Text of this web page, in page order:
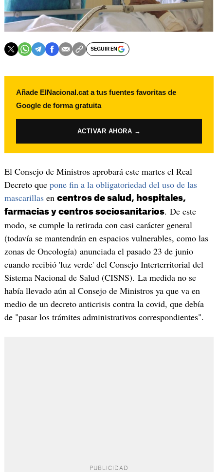
SEGUIR EN
Añade ElNacional.cat a tus fuentes favoritas de
Google de forma gratuita
ACTIVAR AHORA →
El Consejo de Ministros aprobará este martes el Real
Decreto que pone fin a la obligatoriedad del uso de las
mascarillasen centros de salud, hospitales,
farmacias y centros sociosanitarios. De este
modo, se cumple la retirada con casi carácter general
(todavía se mantendrán en espacios vulnerables, como las
zonas de Oncología) anunciada el pasado 23 de junio
cuando recibió 'luz verde' del Consejo Interterritorial del
Sistema Nacional de Salud (CISNS). La medida no se
había llevado aún al Consejo de Ministros ya que va en
medio de un decreto anticrisis contra la covid, que debía
de "pasar los trámites administrativos correspondientes".